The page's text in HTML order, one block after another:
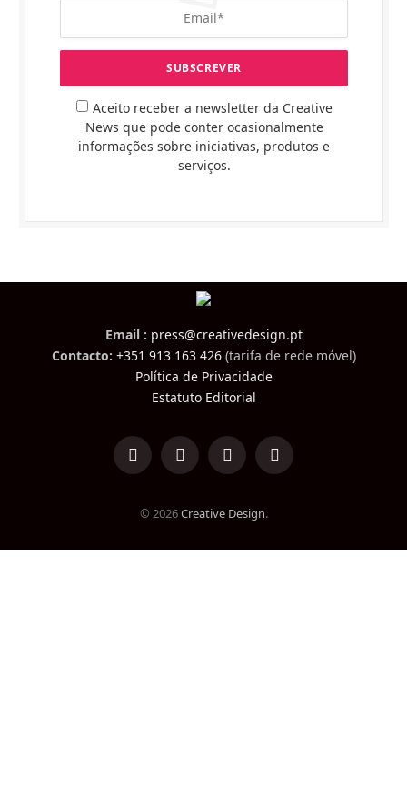
Aceito receber a newsletter da Creative
News que pode conter ocasionalmente
informações sobre iniciativas, produtos e
serviços.
Email : press@creativedesign.pt
Contacto: +351 913 163 426(tarifa de rede móvel)
Política de Privacidade
Estatuto Editorial
LinkedInFacebookInstagramTikTok
© 2026Creative Design.